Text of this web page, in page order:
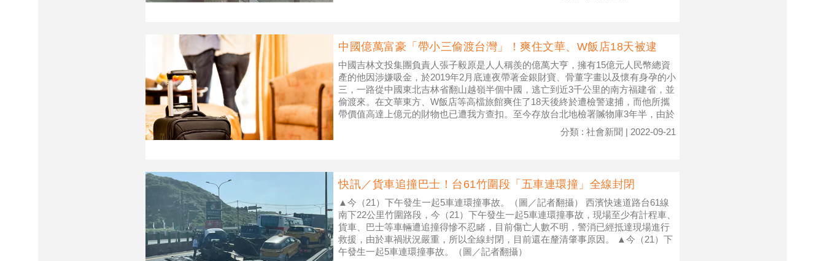
中國億萬富豪「帶小三偷渡台灣」！爽住文華、W飯店18天被逮
中國吉林文投集團負責人張子毅原是人人稱羨的億萬大亨，擁有15億元人民幣總資
產的他因涉嫌吸金，於2019年2月底連夜帶著金銀財寶、骨董字畫以及懷有身孕的小
三，一路從中國東北吉林省翻山越嶺半個中國，逃亡到近3千公里的南方福建省，並
偷渡來。在文華東方、W飯店等高檔旅館爽住了18天後終於遭檢警逮捕，而他所攜
帶價值高達上億元的財物也已遭我方查扣。至今存放台北地檢署贓物庫3年半，由於
分類 : 社會新聞 | 2022-09-21
快訊／貨車追撞巴士！台61竹圍段「五車連環撞」全線封閉
▲今（21）下午發生一起5車連環撞事故。（圖／記者翻攝） 西濱快速道路台61線
南下22公里竹圍路段，今（21）下午發生一起5車連環撞事故，現場至少有計程車、
貨車、巴士等車輛遭追撞得慘不忍睹，目前傷亡人數不明，警消已經抵達現場進行
救援，由於車禍狀況嚴重，所以全線封閉，目前還在釐清肇事原因。 ▲今（21）下
午發生一起5車連環撞事故。（圖／記者翻攝）